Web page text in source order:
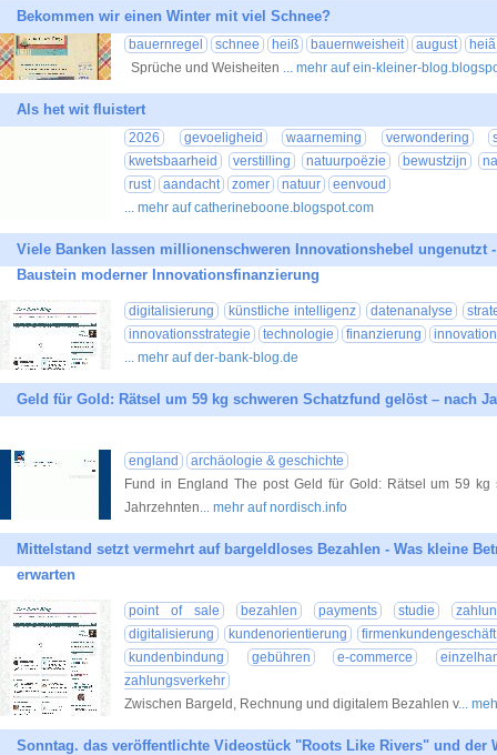
Bekommen wir einen Winter mit viel Schnee?
bauernregel schnee heiß bauernweisheit august
heiã
Sprüche und Weisheiten ... mehr auf ein-kleiner-
Als het wit fluistert
2026 gevoeligheid waarneming verwondering
kwetsbaarheid
verstilling natuurpoëzie bewustzijn
rust
aandacht zomer natuur
eenvoud
... mehr auf catherineboone.blogspot.com
Viele Banken lassen millionenschweren Innovationshebel ungenutzt
Baustein moderner Innovationsfinanzierung
digitalisierung künstliche intelligenz datenanalyse
innovationsstrategie
technologie finanzierung
innovation
... mehr auf der-bank-blog.de
Geld für Gold: Rätsel um 59 kg schweren Schatzfund gelöst – nach
england
archäologie & geschichte
Fund in England The post Geld für Gold: Rätsel um 59
Jahrzehnten... mehr auf nordisch.info
Mittelstand setzt vermehrt auf bargeldloses Bezahlen - Was kleine
erwarten
point of sale bezahlen payments studie
digitalisierung
kundenorientierung
firmenkundengeschäft
kundenbindung
gebühren e-commerce
zahlungsverkehr
Zwischen Bargeld, Rechnung und digitalem Bezahlen v...
Sonntag. das veröffentlichte Videostück "Roots Like Rivers" und der